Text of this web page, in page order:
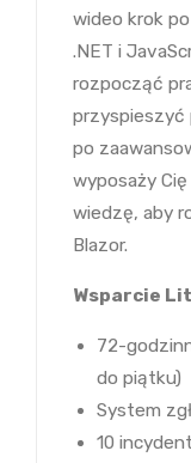
wideo krok
.NET i
rozpocząć
przyspieszyć
po
wyposaży
wiedzę, aby
Blazor.
Wsparcie
72-
do piątku)
System
10